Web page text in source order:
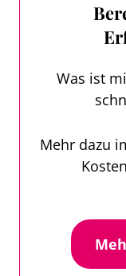
Was ist
Mehr dazu